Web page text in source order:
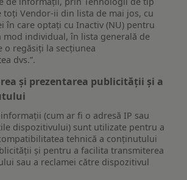
toți Vendor-ii din lista de mai jos, cu
în care optați cu Inactiv (NU) pentru
mod individual, în lista generală de
o regăsiți la secțiunea
dvs.”.
și prezentarea publicității și a
(cum ar fi o adresă IP sau
dispozitivului) sunt utilizate pentru a
tehnică a conținutului
și pentru a facilita transmiterea
sau a reclamei către dispozitivul